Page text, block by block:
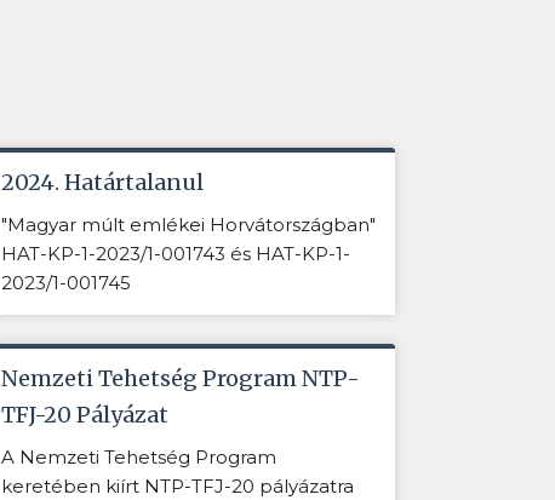
2024. Határtalanul
"Magyar múlt emlékei Horvátországban"
HAT-KP-1-2023/1-001743 és HAT-KP-1-
2023/1-001745
Nemzeti Tehetség Program NTP-
TFJ-20 Pályázat
A Nemzeti Tehetség Program
keretében kiírt NTP-TFJ-20 pályázatra